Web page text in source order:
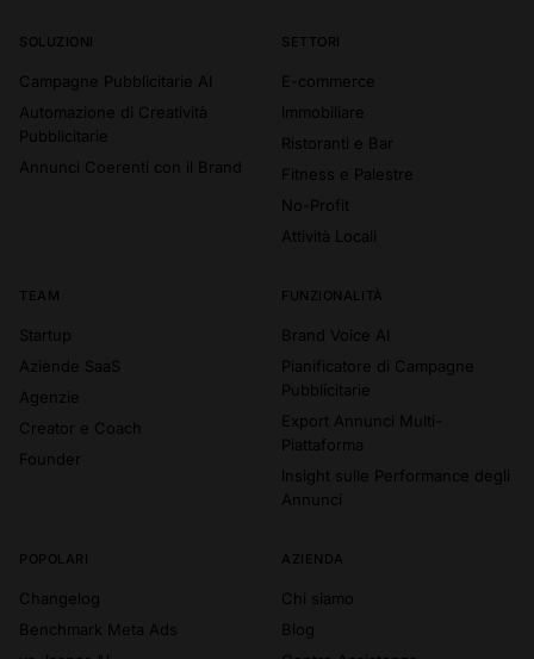
SOLUZIONI
Campagne Pubblicitarie AI
Automazione di Creatività
Pubblicitarie
Annunci Coerenti con il Brand
SETTORI
E-commerce
Immobiliare
Ristoranti e Bar
Fitness e Palestre
No-Profit
Attività Locali
TEAM
Startup
Aziende SaaS
Agenzie
Creator e Coach
Founder
FUNZIONALITÀ
Brand Voice AI
Pianificatore di Campagne
Pubblicitarie
Export Annunci Multi-
Piattaforma
Insight sulle Performance degli
Annunci
POPOLARI
Changelog
Benchmark Meta Ads
AZIENDA
Chi siamo
Blog